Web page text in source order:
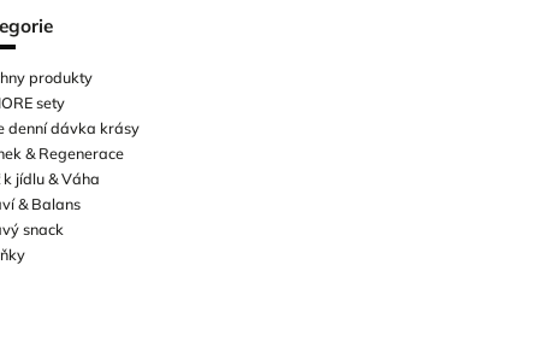
produkty
sety
denní dávka krásy
& Regenerace
k jídlu & Váha
& Balans
snack